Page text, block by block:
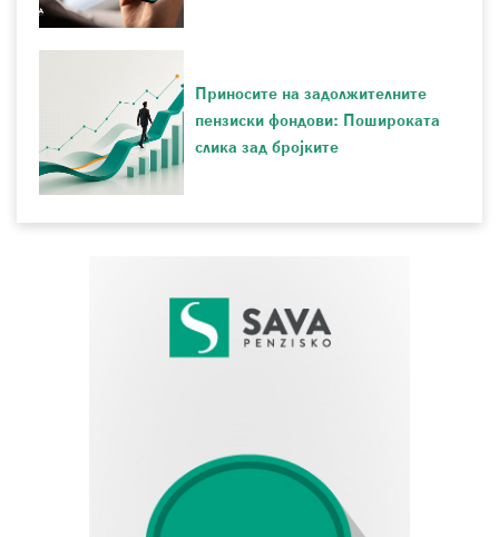
Приносите на задолжителните
пензиски фондови: Пошироката
слика зад бројките